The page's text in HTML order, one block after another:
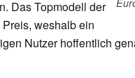
Das Topmodell der
weshalb ein
Nutzer hoffentlich